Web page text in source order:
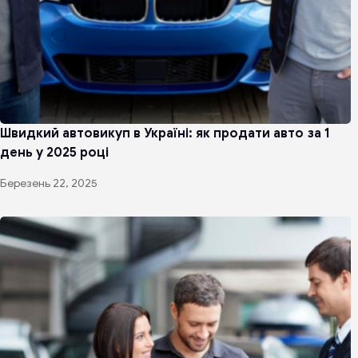
Швидкий автовикуп в Україні: як продати авто за 1
день у 2025 році
Березень 22, 2025